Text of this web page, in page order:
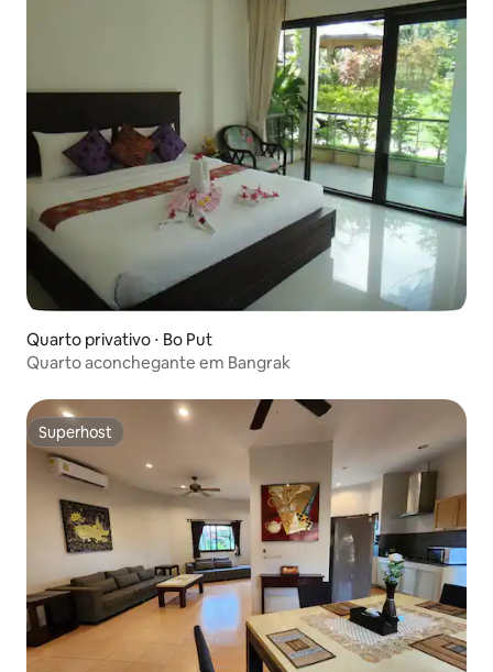
Quarto privativo ⋅ Bo Put
Quarto aconchegante em Bangrak
Superhost
Superhost